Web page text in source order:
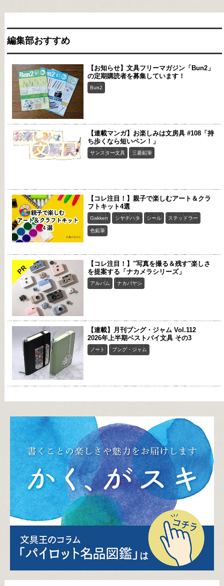
編集部おすすめ
【お知らせ】文具フリーマガジン「Bun2」
の定期購読者を募集しています！
Bun2
【連載マンガ】お楽しみは文房具 #108「持
ち歩くなら短いペン！」
サンスター文具 三菱鉛筆
【コレ注目！】親子で楽しむアート＆クラ
フトキット4選
Gakken シヤチハタ シール ステッドラー
色鉛筆
PR
【コレ注目！】"写真を撮る＆残す"楽しさ
を提案する「ナカメラシリーズ」
アルバム ナカバヤシ
【連載】月刊ブング・ジャム Vol.112
2026年上半期ベストバイ文具 その3
ノート ブング・ジャム